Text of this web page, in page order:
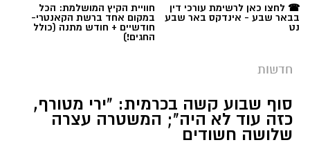
☎ לחצו כאן לרשימת עורכי דין
בבאר שבע - אינדקס באר שבע
נט
חוויית הקיץ המושלמת: הכל
במקום אחד ברשת הקאנטרי-
חודשיים + חודש מתנה (כולל
החגים!)
חדשות
סוף שבוע קשה בכרמית: "ירי מטורף,
כזה עוד לא היה"; המשטרה עצרה
שלושה חשודים